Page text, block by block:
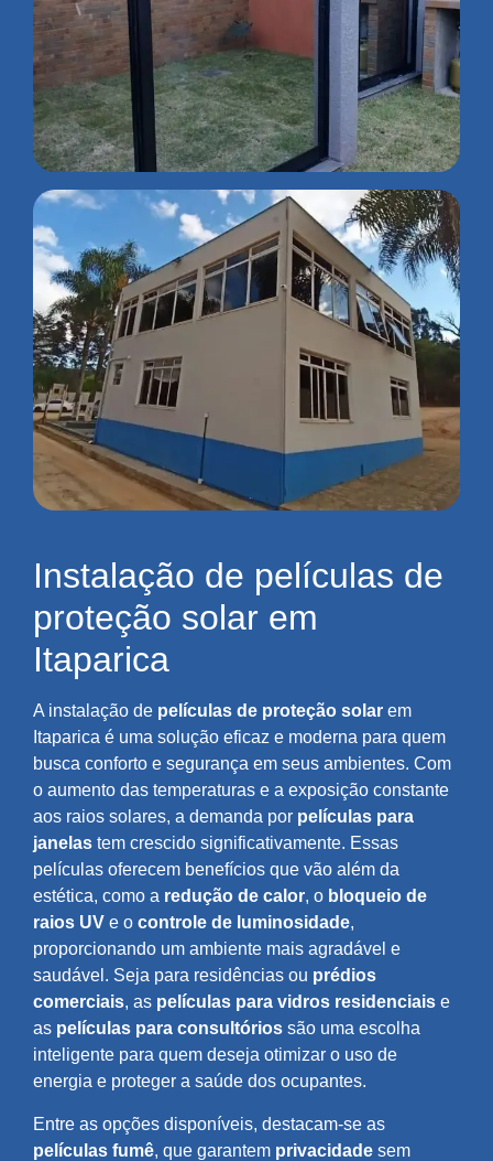
Instalação de películas de
proteção solar em
Itaparica
A instalação de películas de proteção solar em
Itaparica é uma solução eficaz e moderna para quem
busca conforto e segurança em seus ambientes. Com
o aumento das temperaturas e a exposição constante
aos raios solares, a demanda por películas para
janelas tem crescido significativamente. Essas
películas oferecem benefícios que vão além da
estética, como a redução de calor, o bloqueio de
raios UV e o controle de luminosidade,
proporcionando um ambiente mais agradável e
saudável. Seja para residências ou prédios
comerciais, as películas para vidros residenciais e
as películas para consultórios são uma escolha
inteligente para quem deseja otimizar o uso de
energia e proteger a saúde dos ocupantes.
Entre as opções disponíveis, destacam-se as
películas fumê, que garantem privacidade sem